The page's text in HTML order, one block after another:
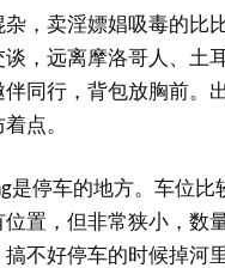
，卖淫嫖娼吸毒的比
，远离摩洛哥人、土
伴同行，背包放胸前。
点。
是停车的地方。车位比
置，但非常狭小，数
不好停车的时候掉河里